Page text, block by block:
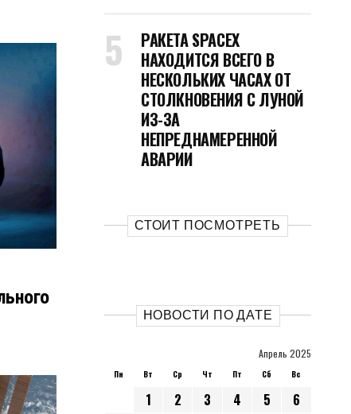
РАКЕТА SPACEX
НАХОДИТСЯ ВСЕГО В
НЕСКОЛЬКИХ ЧАСАХ ОТ
СТОЛКНОВЕНИЯ С ЛУНОЙ
ИЗ-ЗА
НЕПРЕДНАМЕРЕННОЙ
АВАРИИ
СТОИТ ПОСМОТРЕТЬ
НОВОСТИ ПО ДАТЕ
Апрель 2025
Пн Вт Ср Чт Пт Сб Вс
1 2 3 4 5
6